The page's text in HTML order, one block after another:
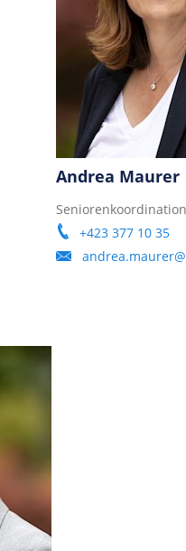
Andrea Maurer
Seniorenkoordination
+423 377 10 35